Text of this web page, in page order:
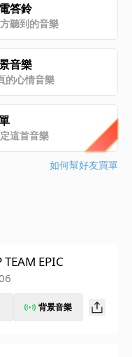
答鈴
聽到的音樂
音樂
的心情音樂
這首音樂
如何幫好友買單
TEAM EPIC
背景音樂